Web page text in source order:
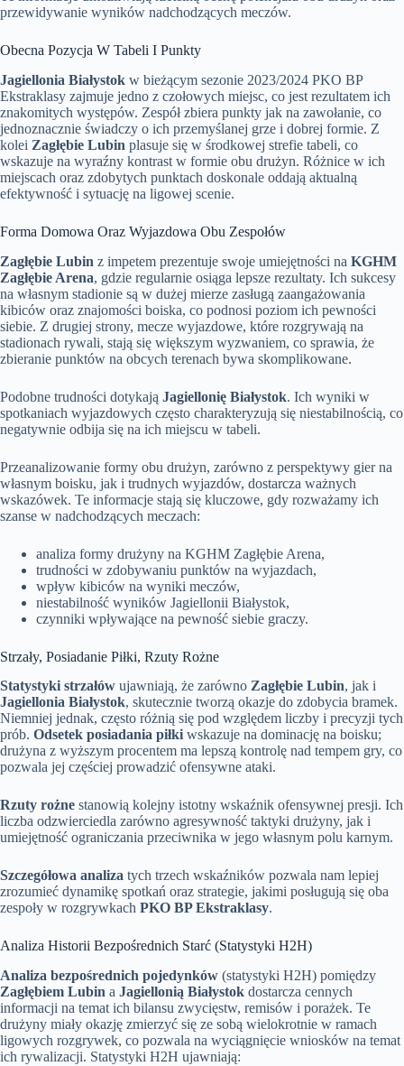
przewidywanie wyników nadchodzących meczów.
Obecna Pozycja W Tabeli I Punkty
Jagiellonia Białystok w bieżącym sezonie 2023/2024 PKO BP
Ekstraklasy zajmuje jedno z czołowych miejsc, co jest rezultatem ich
znakomitych występów. Zespół zbiera punkty jak na zawołanie, co
jednoznacznie świadczy o ich przemyślanej grze i dobrej formie. Z
kolei Zagłębie Lubin plasuje się w środkowej strefie tabeli, co
wskazuje na wyraźny kontrast w formie obu drużyn. Różnice w ich
miejscach oraz zdobytych punktach doskonale oddają aktualną
efektywność i sytuację na ligowej scenie.
Forma Domowa Oraz Wyjazdowa Obu Zespołów
Zagłębie Lubin z impetem prezentuje swoje umiejętności na KGHM
Zagłębie Arena, gdzie regularnie osiąga lepsze rezultaty. Ich sukcesy
na własnym stadionie są w dużej mierze zasługą zaangażowania
kibiców oraz znajomości boiska, co podnosi poziom ich pewności
siebie. Z drugiej strony, mecze wyjazdowe, które rozgrywają na
stadionach rywali, stają się większym wyzwaniem, co sprawia, że
zbieranie punktów na obcych terenach bywa skomplikowane.
Podobne trudności dotykają Jagiellonię Białystok. Ich wyniki w
spotkaniach wyjazdowych często charakteryzują się niestabilnością, co
negatywnie odbija się na ich miejscu w tabeli.
Przeanalizowanie formy obu drużyn, zarówno z perspektywy gier na
własnym boisku, jak i trudnych wyjazdów, dostarcza ważnych
wskazówek. Te informacje stają się kluczowe, gdy rozważamy ich
szanse w nadchodzących meczach:
analiza formy drużyny na KGHM Zagłębie Arena,
trudności w zdobywaniu punktów na wyjazdach,
wpływ kibiców na wyniki meczów,
niestabilność wyników Jagiellonii Białystok,
czynniki wpływające na pewność siebie graczy.
Strzały, Posiadanie Piłki, Rzuty Rożne
Statystyki strzałów ujawniają, że zarówno Zagłębie Lubin, jak i
Jagiellonia Białystok, skutecznie tworzą okazje do zdobycia bramek.
Niemniej jednak, często różnią się pod względem liczby i precyzji tych
prób. Odsetek posiadania piłki wskazuje na dominację na boisku;
drużyna z wyższym procentem ma lepszą kontrolę nad tempem gry, co
pozwala jej częściej prowadzić ofensywne ataki.
Rzuty rożne stanowią kolejny istotny wskaźnik ofensywnej presji. Ich
liczba odzwierciedla zarówno agresywność taktyki drużyny, jak i
umiejętność ograniczania przeciwnika w jego własnym polu karnym.
Szczegółowa analiza tych trzech wskaźników pozwala nam lepiej
zrozumieć dynamikę spotkań oraz strategie, jakimi posługują się oba
zespoły w rozgrywkach PKO BP Ekstraklasy.
Analiza Historii Bezpośrednich Starć (Statystyki H2H)
Analiza bezpośrednich pojedynków (statystyki H2H) pomiędzy
Zagłębiem Lubin a Jagiellonią Białystok dostarcza cennych
informacji na temat ich bilansu zwycięstw, remisów i porażek. Te
drużyny miały okazję zmierzyć się ze sobą wielokrotnie w ramach
ligowych rozgrywek, co pozwala na wyciągnięcie wniosków na temat
ich rywalizacji. Statystyki H2H ujawniają: